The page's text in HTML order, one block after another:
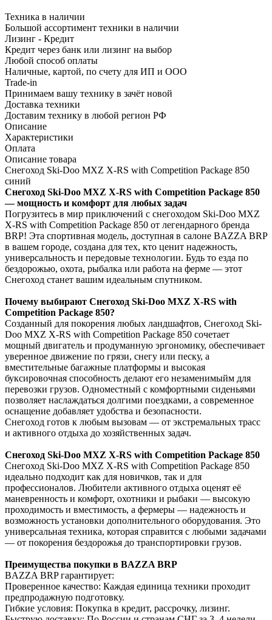
Техника в наличии
Большой ассортимент техники в наличии
Лизинг - Кредит
Кредит через банк или лизинг на выбор
Любой способ оплаты
Наличные, картой, по счету для ИП и ООО
Trade-in
Принимаем вашу технику в зачёт новой
Доставка техники
Доставим технику в любой регион РФ
Описание
Характеристики
Оплата
Описание товара
Снегоход Ski-Doo MXZ X-RS with Competition Package 850
синий
Снегоход Ski-Doo MXZ X-RS with Competition Package 850
— мощность и комфорт для любых задач
Погрузитесь в мир приключений с снегоходом Ski-Doo MXZ
X-RS with Competition Package 850 от легендарного бренда
BRP! Эта спортивная модель, доступная в салоне BAZZA BRP
в вашем городе, создана для тех, кто ценит надежность,
универсальность и передовые технологии. Будь то езда по
бездорожью, охота, рыбалка или работа на ферме — этот
Снегоход станет вашим идеальным спутником.
Почему выбирают Снегоход Ski-Doo MXZ X-RS with
Competition Package 850?
Созданный для покорения любых ландшафтов, Снегоход Ski-
Doo MXZ X-RS with Competition Package 850 сочетает
мощный двигатель и продуманную эргономику, обеспечивает
уверенное движение по грязи, снегу или песку, а
вместительные багажные платформы и высокая
буксировочная способность делают его незаменимыйм для
перевозки грузов. Одноместный с комфортными сиденьями
позволяет наслаждаться долгими поездками, а современное
оснащение добавляет удобства и безопасности.
Снегоход готов к любым вызовам — от экстремальных трасс
и активного отдыха до хозяйственных задач.
Снегоход Ski-Doo MXZ X-RS with Competition Package 850
Снегоход Ski-Doo MXZ X-RS with Competition Package 850
идеально подходит как для новичков, так и для
профессионалов. Любители активного отдыха оценят её
маневренность и комфорт, охотники и рыбаки — высокую
проходимость и вместимость, а фермеры — надежность и
возможность установки дополнительного оборудования. Это
универсальная техника, которая справится с любыми задачами
— от покорения бездорожья до транспортировки грузов.
Преимущества покупки в BAZZA BRP
BAZZA BRP гарантирует:
Проверенное качество: Каждая единица техники проходит
предпродажную подготовку.
Гибкие условия: Покупка в кредит, рассрочку, лизинг.